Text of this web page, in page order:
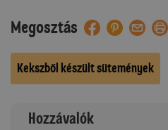
Megosztás
Kekszből készült sütemények
Hozzávalók